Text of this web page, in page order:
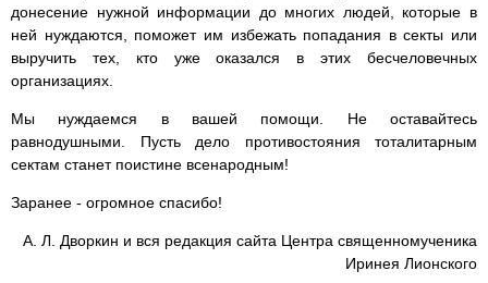
донесение нужной информации до многих людей, которые в
ней нуждаются, поможет им избежать попадания в секты или
выручить тех, кто уже оказался в этих бесчеловечных
организациях.
Мы нуждаемся в вашей помощи. Не оставайтесь
равнодушными. Пусть дело противостояния тоталитарным
сектам станет поистине всенародным!
Заранее - огромное спасибо!
А. Л. Дворкин и вся редакция сайта Центра священномученика
Иринея Лионского